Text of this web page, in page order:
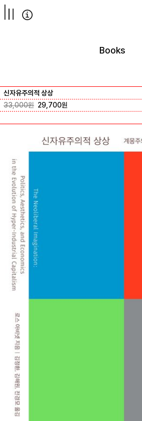
컨텐츠로
넘어가기
Books
신자유주의적 상상
33,000원 29,700원